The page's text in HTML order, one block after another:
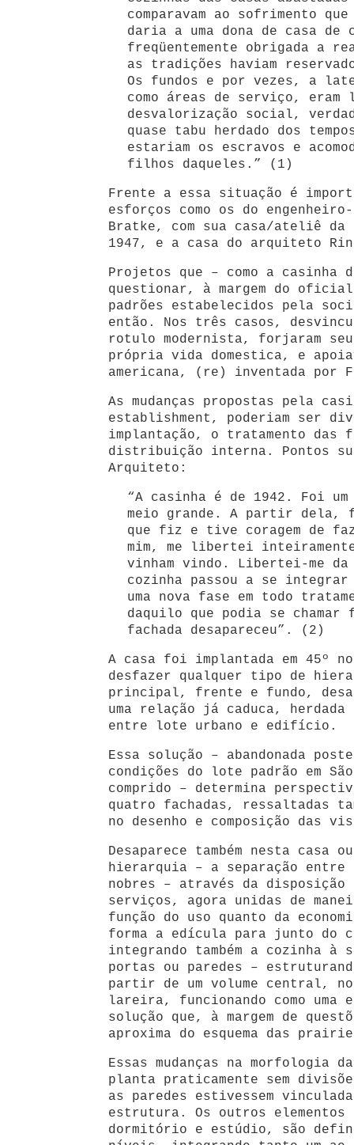
comparavam ao sofrimento
daria a uma dona de casa de
freqüentemente obrigada a
as tradições haviam
Os fundos e por vezes, a
como áreas de serviço, eram
desvalorização social,
quase tabu herdado dos
estariam os escravos e
filhos daqueles.” (1)
Frente a essa situação é
esforços como os do
Bratke, com sua casa/ateliê da
1947, e a casa do arquiteto
Projetos que – como a casinha
questionar, à margem do
padrões estabelecidos pela
então. Nos três casos,
rotulo modernista, forjaram
própria vida domestica, e
americana, (re) inventada por
As mudanças propostas pela
establishment, poderiam ser
implantação, o tratamento das
distribuição interna. Pontos
Arquiteto:
“A casinha é de 1942. Foi um
meio grande. A partir dela,
que fiz e tive coragem de
mim, me libertei
vinham vindo. Libertei-me
cozinha passou a se integrar
uma nova fase em todo
daquilo que podia se chamar
fachada desapareceu”. (2)
A casa foi implantada em 45º
desfazer qualquer tipo de
principal, frente e fundo,
uma relação já caduca,
entre lote urbano e edifício.
Essa solução – abandonada
condições do lote padrão em
comprido – determina
quatro fachadas, ressaltadas
no desenho e composição das
Desaparece também nesta casa
hierarquia – a separação entre
nobres – através da disposição
serviços, agora unidas de
função do uso quanto da
forma a edícula para junto do
integrando também a cozinha à
portas ou paredes –
partir de um volume central,
lareira, funcionando como uma
solução que, à margem de
aproxima do esquema das
Essas mudanças na morfologia
planta praticamente sem
as paredes estivessem
estrutura. Os outros elementos
dormitório e estúdio, são